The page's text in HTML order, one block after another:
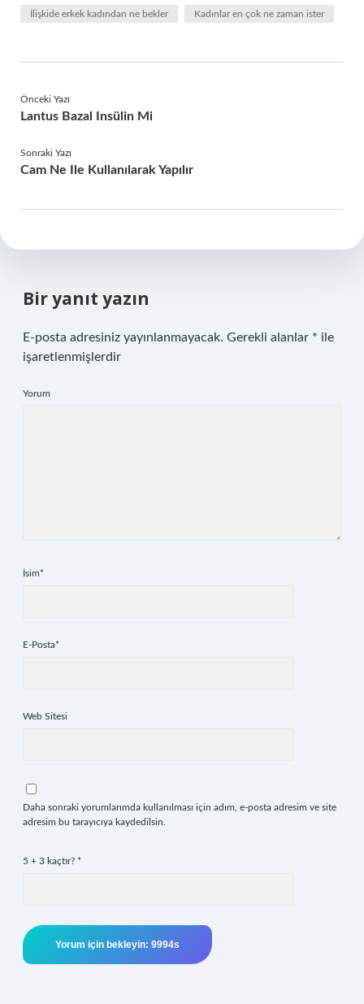
İlişkide erkek kadından ne bekler Kadınlar en çok ne zaman ister
Önceki Yazı
Lantus Bazal Insülin Mi
Sonraki Yazı
Cam Ne Ile Kullanılarak Yapılır
Bir yanıt yazın
E-posta adresiniz yayınlanmayacak. Gerekli alanlar * ile
işaretlenmişlerdir
Yorum
İsim*
E-Posta*
Web Sitesi
Daha sonraki yorumlarımda kullanılması için adım, e-posta adresim ve site
adresim bu tarayıcıya kaydedilsin.
5 + 3 kaçtır? *